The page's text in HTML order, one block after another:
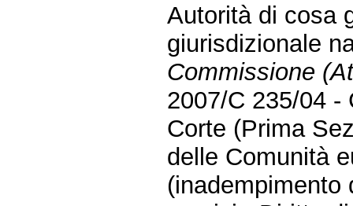
Autorità di cosa
giurisdizionale
Commissione
2007/C 235/04 -
Corte (Prima
delle Comunità
(inadempimento